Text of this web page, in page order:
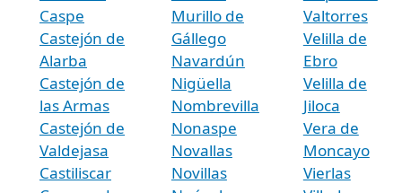
Caspe
Castejón de
Alarba
Castejón de
las Armas
Castejón de
Valdejasa
Castiliscar
Murillo de
Gállego
Navardún
Nigüella
Nombrevilla
Nonaspe
Novallas
Novillas
Valtorres
Velilla de
Ebro
Velilla de
Jiloca
Vera de
Moncayo
Vierlas